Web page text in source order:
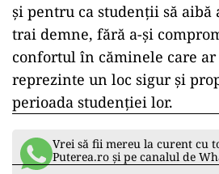
și pentru ca studenții să aibă
trai demne, fără a-și
confortul în căminele care
reprezinte un loc sigur și
perioada studenției lor.
Vrei să fii mereu la curent cu
Puterea.ro și pe canalul de